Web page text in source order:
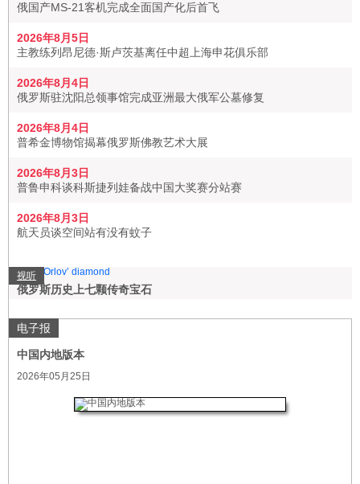
俄国产MS-21客机完成全面国产化后首飞
2026年8月5日
主教练列昂尼德·斯卢茨基离任中超上海申花俱乐部
2026年8月4日
俄罗斯驻沈阳总领事馆完成亚洲最大俄军公墓修复
2026年8月4日
普希金博物馆揭幕俄罗斯佛教艺术大展
2026年8月3日
普鲁申科谈科斯捷列娃备战中国大奖赛分站赛
2026年8月3日
航天员谈空间站有没有蚊子
视听
俄罗斯历史上七颗传奇宝石
电子报
中国内地版本
2026年05月25日